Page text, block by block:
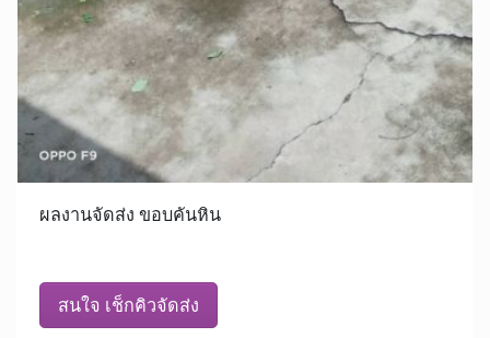
ผลงานจัดส่ง ขอบคันหิน
สนใจ เช็กคิวจัดส่ง